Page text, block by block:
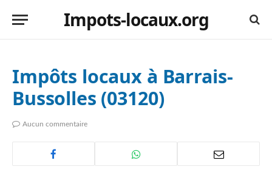
Impots-locaux.org
Impôts locaux à Barrais-
Bussolles (03120)
Aucun commentaire